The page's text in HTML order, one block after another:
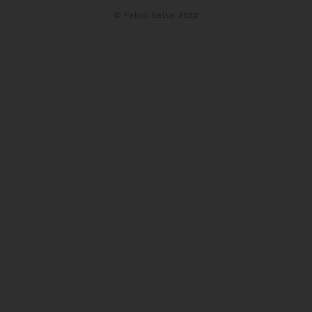
© Fabio Salsa 2022